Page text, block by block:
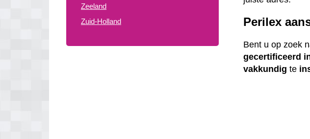
Zeeland
Zuid-Holland
Perilex
Bent u op zoek
gecertificeerd
vakkundig te